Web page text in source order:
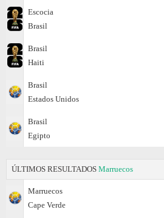
Escocia
Brasil
Brasil
Haiti
Brasil
Estados Unidos
Brasil
Egipto
ÚLTIMOS RESULTADOS Marruecos
Marruecos
Cape Verde